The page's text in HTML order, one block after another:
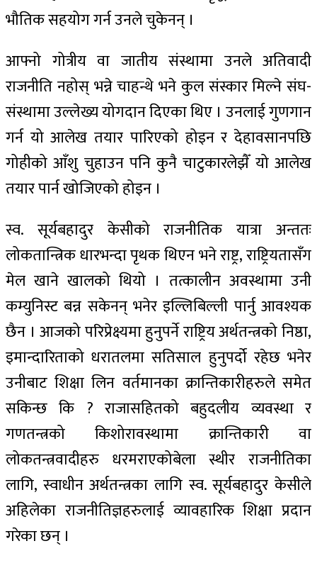
भौतिक सहयोग गर्न उनले चुकेनन् ।
आफ्नो गोत्रीय वा जातीय संस्थामा उनले अतिवादी
राजनीति नहोस् भन्ने चाहन्थे भने कुल संस्कार मिल्ने संघ-
संस्थामा उल्लेख्य योगदान दिएका थिए । उनलाई गुणगान
गर्न यो आलेख तयार पारिएको होइन र देहावसानपछि
गोहीको आँशु चुहाउन पनि कुनै चाटुकारलेझैँ यो आलेख
तयार पार्न खोजिएको होइन ।
स्व. सूर्यबहादुर केसीको राजनीतिक यात्रा अन्ततः
लोकतान्त्रिक धारभन्दा पृथक थिएन भने राष्ट्र, राष्ट्रियतासँग
मेल खाने खालको थियो । तत्कालीन अवस्थामा उनी
कम्युनिस्ट बन्न सकेनन् भनेर इल्लिबिल्ली पार्नु आवश्यक
छैन । आजको परिप्रेक्ष्यमा हुनुपर्ने राष्ट्रिय अर्थतन्त्रको निष्ठा,
इमान्दारिताको धरातलमा सतिसाल हुनुपर्दो रहेछ भनेर
उनीबाट शिक्षा लिन वर्तमानका क्रान्तिकारीहरुले समेत
सकिन्छ कि ? राजासहितको बहुदलीय व्यवस्था र
गणतन्त्रको किशोरावस्थामा क्रान्तिकारी वा
लोकतन्त्रवादीहरु धरमराएकोबेला स्थीर राजनीतिका
लागि, स्वाधीन अर्थतन्त्रका लागि स्व. सूर्यबहादुर केसीले
अहिलेका राजनीतिज्ञहरुलाई व्यावहारिक शिक्षा प्रदान
गरेका छन् ।